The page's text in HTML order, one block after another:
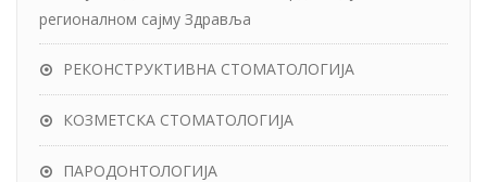
регионалном сајму Здравља
РЕКОНСТРУКТИВНА СТОМАТОЛОГИЈА
КОЗМЕТСКА СТОМАТОЛОГИЈА
ПАРОДОНТОЛОГИЈА